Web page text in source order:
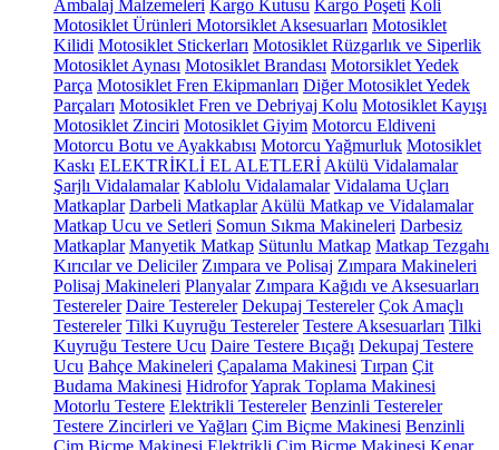
Ambalaj Malzemeleri Kargo Kutusu Kargo Poşeti Koli
Motosiklet Ürünleri Motorsiklet Aksesuarları Motosiklet
Kilidi Motosiklet Stickerları Motosiklet Rüzgarlık ve Siperlik
Motosiklet Aynası Motosiklet Brandası Motorsiklet Yedek
Parça Motosiklet Fren Ekipmanları Diğer Motosiklet Yedek
Parçaları Motosiklet Fren ve Debriyaj Kolu Motosiklet Kayışı
Motosiklet Zinciri Motosiklet Giyim Motorcu Eldiveni
Motorcu Botu ve Ayakkabısı Motorcu Yağmurluk Motosiklet
Kaskı ELEKTRİKLİ EL ALETLERİ Akülü Vidalamalar
Şarjlı Vidalamalar Kablolu Vidalamalar Vidalama Uçları
Matkaplar Darbeli Matkaplar Akülü Matkap ve Vidalamalar
Matkap Ucu ve Setleri Somun Sıkma Makineleri Darbesiz
Matkaplar Manyetik Matkap Sütunlu Matkap Matkap Tezgahı
Kırıcılar ve Deliciler Zımpara ve Polisaj Zımpara Makineleri
Polisaj Makineleri Planyalar Zımpara Kağıdı ve Aksesuarları
Testereler Daire Testereler Dekupaj Testereler Çok Amaçlı
Testereler Tilki Kuyruğu Testereler Testere Aksesuarları Tilki
Kuyruğu Testere Ucu Daire Testere Bıçağı Dekupaj Testere
Ucu Bahçe Makineleri Çapalama Makinesi Tırpan Çit
Budama Makinesi HidroforYaprak Toplama Makinesi
Motorlu Testere Elektrikli Testereler Benzinli Testereler
Testere Zincirleri ve Yağları Çim Biçme Makinesi Benzinli
Çim Biçme Makinesi Elektrikli Çim Biçme Makinesi Kenar